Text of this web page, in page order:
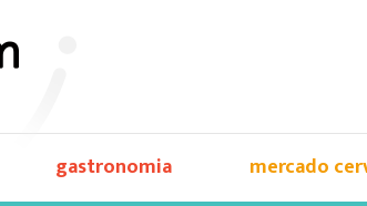
gastronomia mercado